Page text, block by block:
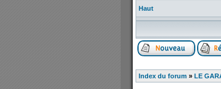
Haut
Index du forum » LE